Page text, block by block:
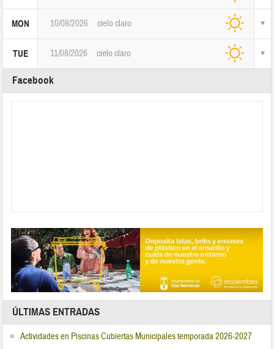
MON 10/08/2026 cielo claro
TUE 11/08/2026 cielo claro
Facebook
ÚLTIMAS ENTRADAS
Actividades en Piscinas Cubiertas Municipales temporada 2026-2027